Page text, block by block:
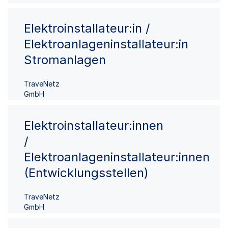
Elektroinstallateur:in /
Elektroanlageninstallateur:in
Stromanlagen
TraveNetz
GmbH
Elektroinstallateur:innen
/
Elektroanlageninstallateur:innen
(Entwicklungsstellen)
TraveNetz
GmbH